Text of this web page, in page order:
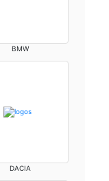
BMW
DACIA